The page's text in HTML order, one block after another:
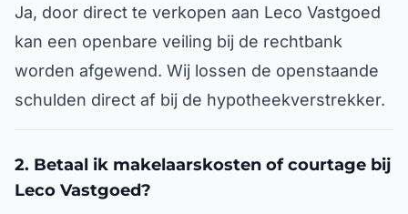
Ja, door direct te verkopen aan Leco Vastgoed
kan een openbare veiling bij de rechtbank
worden afgewend. Wij lossen de openstaande
schulden direct af bij de hypotheekverstrekker.
2. Betaal ik makelaarskosten of courtage bij
Leco Vastgoed?